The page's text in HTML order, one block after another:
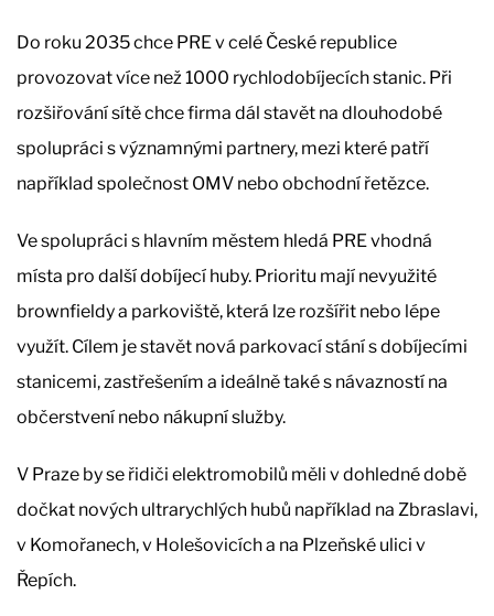
Do roku 2035 chce PRE v celé České republice
provozovat více než 1000 rychlodobíjecích stanic. Při
rozšiřování sítě chce firma dál stavět na dlouhodobé
spolupráci s významnými partnery, mezi které patří
například společnost OMV nebo obchodní řetězce.
Ve spolupráci s hlavním městem hledá PRE vhodná
místa pro další dobíjecí huby. Prioritu mají nevyužité
brownfieldy a parkoviště, která lze rozšířit nebo lépe
využít. Cílem je stavět nová parkovací stání s dobíjecími
stanicemi, zastřešením a ideálně také s návazností na
občerstvení nebo nákupní služby.
V Praze by se řidiči elektromobilů měli v dohledné době
dočkat nových ultrarychlých hubů například na Zbraslavi,
v Komořanech, v Holešovicích a na Plzeňské ulici v
Řepích.